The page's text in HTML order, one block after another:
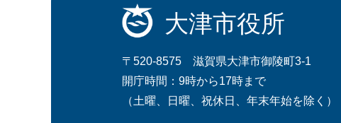
大津市役所
〒520-8575 滋賀県大津市御陵町3-1
開庁時間：9時から17時まで
（土曜、日曜、祝休日、年末年始を除く）